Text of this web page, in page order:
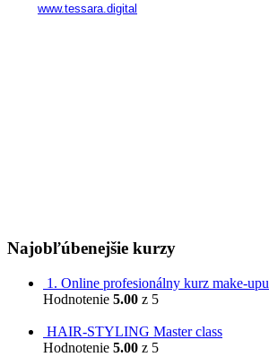
www.tessara.digital
Najobľúbenejšie kurzy
1. Online profesionálny kurz make-upu
Hodnotenie 5.00 z 5
HAIR-STYLING Master class
Hodnotenie 5.00 z 5